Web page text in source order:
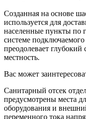
Созданная на основе
используется для
населенные пункты по
системе
преодолевает
местность.
Вас может
Санитарный отсек
предусмотрены места
оборудования и
переменного тока